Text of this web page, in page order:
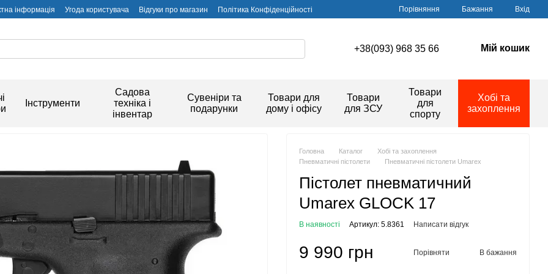
інформація Угода користувача Відгуки про магазин Політика Конфіденційності Порівняння Бажання Вхід
+38(093) 968 35 66 Мій кошик
Інструменти
Садова
техніка і
інвентар
Сувеніри та
подарунки
Товари для
дому і офісу
Товари
для ЗСУ
Товари
для
спорту
Хобі та
захоплення
Головна Каталог
Хобі та захоплення
Пневматичні пістолети
Пневматичні пістолети Umarex
Пістолет пневматичний
Umarex GLOCK 17
В наявності Артикул: 5.8361 Написати відгук
9 990 грн Порівняти В бажання